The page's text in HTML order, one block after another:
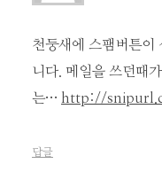
천둥새에 스팸버튼이
니다. 메일을 쓰던때
는… http://
답글